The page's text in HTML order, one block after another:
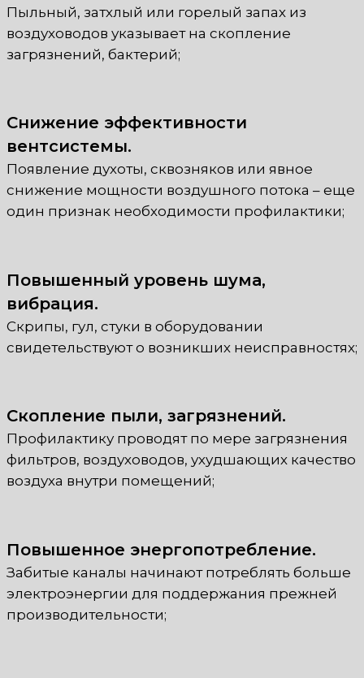
Пыльный, затхлый или горелый запах из
воздуховодов указывает на скопление
загрязнений, бактерий;
Снижение эффективности
вентсистемы.
Появление духоты, сквозняков или явное
снижение мощности воздушного потока – еще
один признак необходимости профилактики;
Повышенный уровень шума,
вибрация.
Скрипы, гул, стуки в оборудовании
свидетельствуют о возникших неисправностях;
Скопление пыли, загрязнений.
Профилактику проводят по мере загрязнения
фильтров, воздуховодов, ухудшающих качество
воздуха внутри помещений;
Повышенное энергопотребление.
Забитые каналы начинают потреблять больше
электроэнергии для поддержания прежней
производительности;